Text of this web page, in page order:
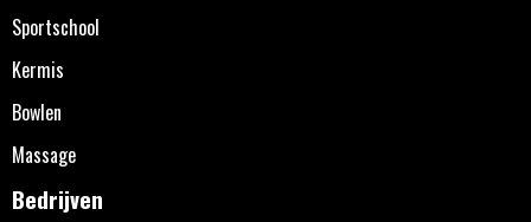
Sportschool
Kermis
Bowlen
Massage
Bedrijven